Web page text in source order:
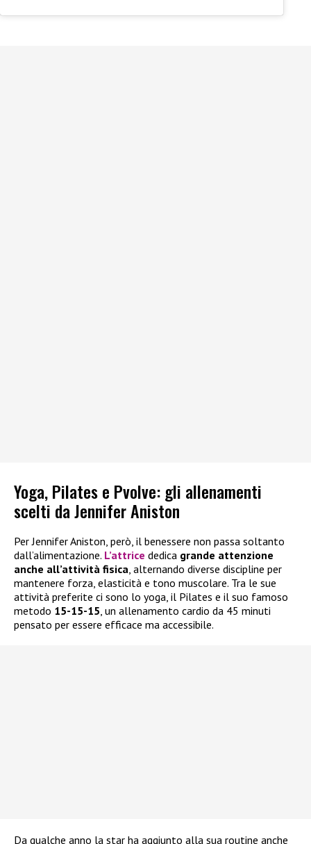
Yoga, Pilates e Pvolve: gli allenamenti
scelti da Jennifer Aniston
Per Jennifer Aniston, però, il benessere non passa soltanto
dall’alimentazione. L’attrice dedica grande attenzione
anche all’attività fisica , alternando diverse discipline per
mantenere forza, elasticità e tono muscolare. Tra le sue
attività preferite ci sono lo yoga, il Pilates e il suo famoso
metodo 15-15-15 , un allenamento cardio da 45 minuti
pensato per essere efficace ma accessibile.
Da qualche anno la star ha aggiunto alla sua routine anche